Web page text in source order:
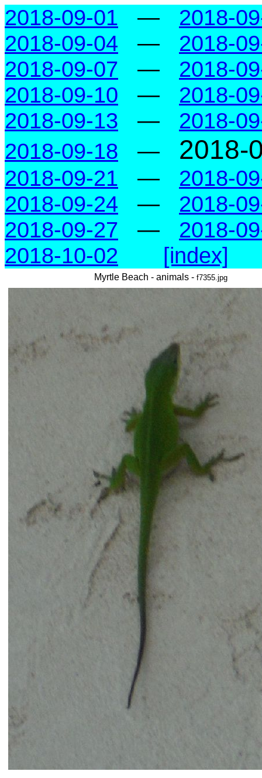
2018-09-01 —
2018-
2018-09-04 —
2018-
2018-09-07 —
2018-
2018-09-10 —
2018-
2018-09-13 —
2018-
2018-09-18 — 2018-
2018-09-21 —
2018-
2018-09-24 —
2018-
2018-09-27 —
2018-
2018-10-02
[index]
Myrtle Beach - animals - f7355.jpg